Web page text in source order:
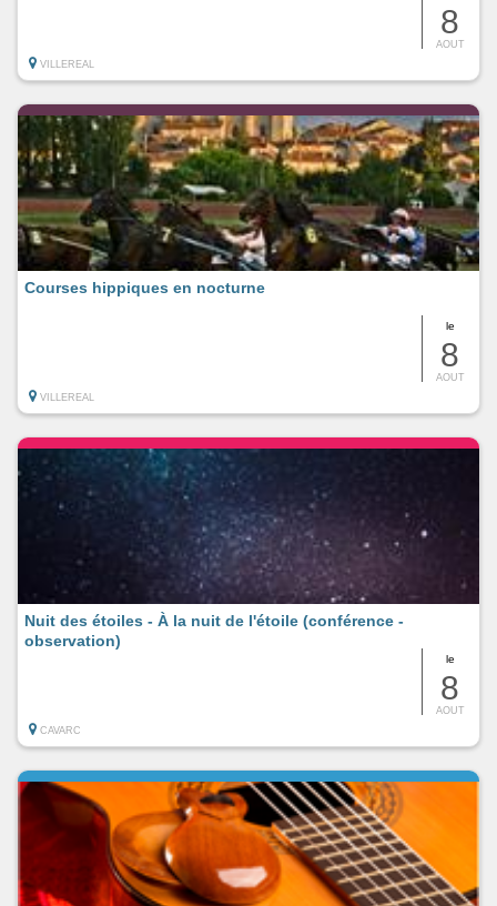
8
AOUT
VILLEREAL
le
8
AOUT
Courses hippiques en nocturne
VILLEREAL
le
8
AOUT
Nuit des étoiles - À la nuit de l'étoile (conférence -
observation)
CAVARC